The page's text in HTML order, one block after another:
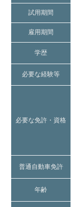
試用期間
雇用期間
学歴
必要な経験等
必要な免許・資格
普通自動車免許
年齢